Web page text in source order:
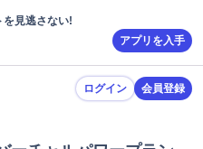
を見逃さない!
アプリを入手
ログイン 会員登録